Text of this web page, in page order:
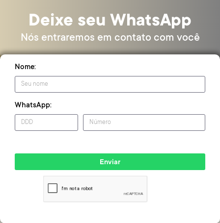
Deixe seu WhatsApp
Nós entraremos em contato com você
Nome:
WhatsApp:
Enviar